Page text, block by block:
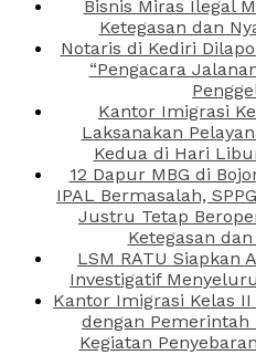
Bisnis Miras Ilegal
Ketegasan dan
Notaris di Kediri
“Pengacara
Kantor Imigrasi
Laksanakan
Kedua di Hari
12 Dapur MBG di
IPAL Bermasalah,
Justru Tetap
Ketegasan
LSM RATU Siapkan
Investigatif
Kantor Imigrasi Kelas
dengan Pemerintah
Kegiatan